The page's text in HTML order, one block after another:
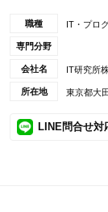
職種 IT・プロ
専門分野
会社名 IT研究所
所在地 東京都大
LINE問合せ対